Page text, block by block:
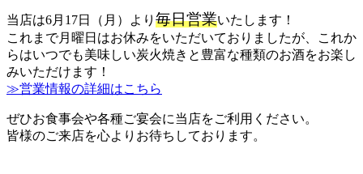
当店は6月17日（月）より 毎日営業いたします！
これまで月曜日はお休みをいただいておりましたが、これか
らはいつでも美味しい炭火焼きと豊富な種類のお酒をお楽し
みいただけます！
≫営業情報の詳細はこちら
ぜひお食事会や各種ご宴会に当店をご利用ください。
皆様のご来店を心よりお待ちしております。